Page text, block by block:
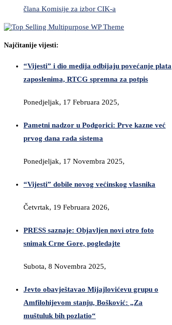
člana Komisije za izbor CIK-a
Najčitanije vijesti:
“Vijesti” i dio medija odbijaju povećanje plata
zaposlenima, RTCG spremna za potpis
Ponedjeljak, 17 Februara 2025,
Pametni nadzor u Podgorici: Prve kazne već
prvog dana rada sistema
Ponedjeljak, 17 Novembra 2025,
“Vijesti” dobile novog većinskog vlasnika
Četvrtak, 19 Februara 2026,
PRESS saznaje: Objavljen novi otro foto
snimak Crne Gore, pogledajte
Subota, 8 Novembra 2025,
Jevto obavještavao Mijajlovićevu grupu o
Amfilohijevom stanju, Bošković: „Za
muštuluk bih pozlatio“